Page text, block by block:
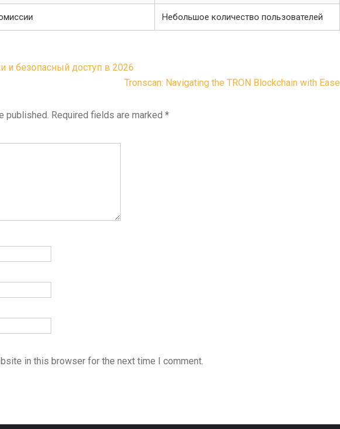
Небольшое количество пользователей
и безопасный доступ в 2026
Tronscan: Navigating the TRON Blockchain with Ease
published. Required fields are marked *
in this browser for the next time I comment.